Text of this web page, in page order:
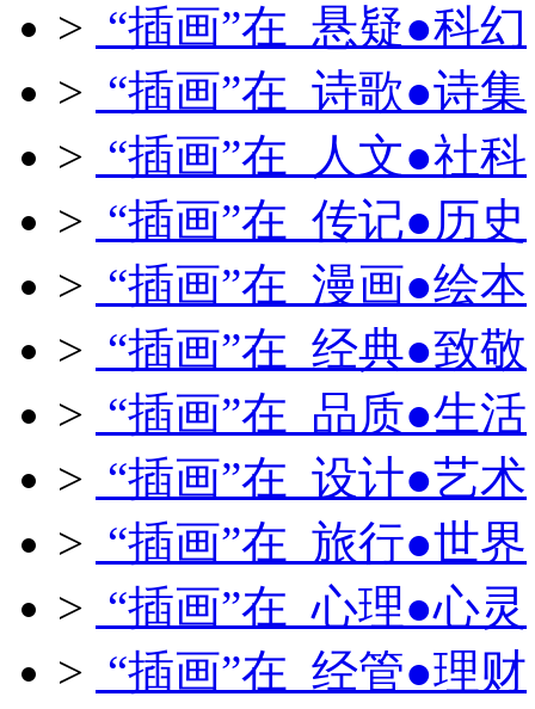
> “插画”在 悬疑●科幻
> “插画”在 诗歌●诗集
> “插画”在 人文●社科
> “插画”在 传记●历史
> “插画”在 漫画●绘本
> “插画”在 经典●致敬
> “插画”在 品质●生活
> “插画”在 设计●艺术
> “插画”在 旅行●世界
> “插画”在 心理●心灵
> “插画”在 经管●理财